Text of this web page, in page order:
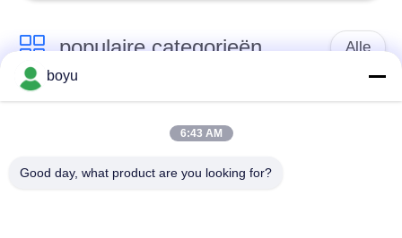
Hydraulische
Kabelspanner
populaire categorieën Alle
transmissielijn die
Luchtlijn die Materiaal
vastbinden
spanning die
De antikabel van de
boyu
6:43 AM
Good day, what product are you looking for?